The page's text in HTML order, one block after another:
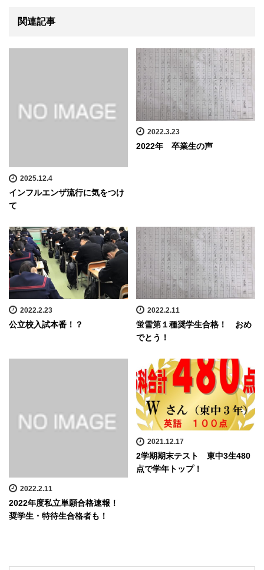
関連記事
2025.12.4
インフルエンザ流行に気をつけ
て
2022.3.23
2022年 卒業生の声
2022.2.23
公立校入試本番！？
2022.2.11
蛍雪第１種奨学生合格！ おめ
でとう！
2022.2.11
2022年度私立単願合格速報！
奨学生・特待生合格者も！
2021.12.17
2学期期末テスト 東中3生480
点で学年トップ！